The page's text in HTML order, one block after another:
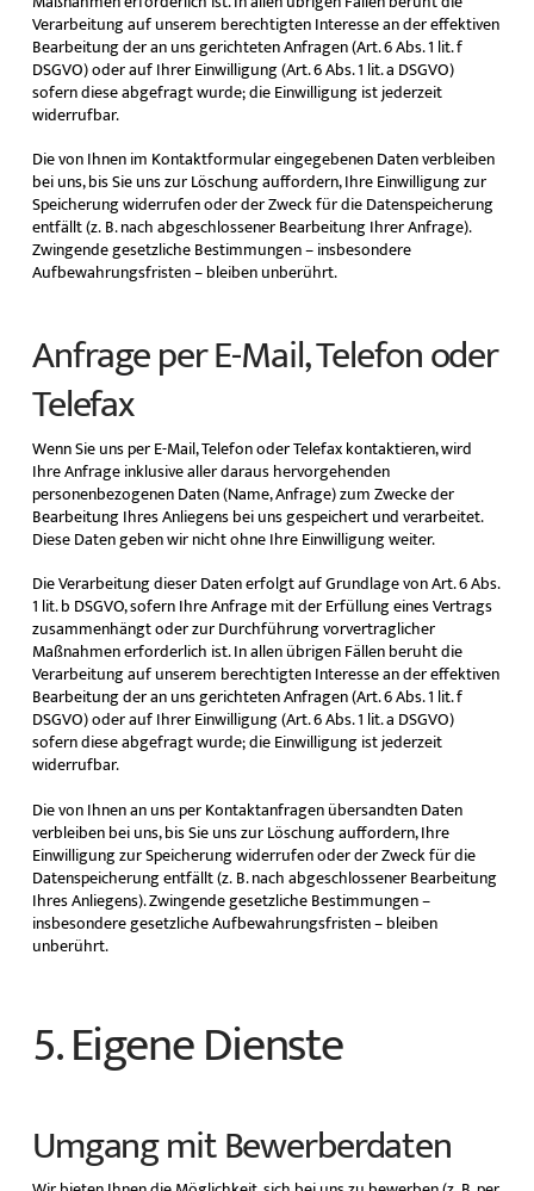
Verarbeitung auf unserem berechtigten Interesse an der effektiven
Bearbeitung der an uns gerichteten Anfragen (Art. 6 Abs. 1 lit. f
DSGVO) oder auf Ihrer Einwilligung (Art. 6 Abs. 1 lit. a DSGVO)
sofern diese abgefragt wurde; die Einwilligung ist jederzeit
widerrufbar.
Die von Ihnen im Kontaktformular eingegebenen Daten verbleiben
bei uns, bis Sie uns zur Löschung auffordern, Ihre Einwilligung zur
Speicherung widerrufen oder der Zweck für die Datenspeicherung
entfällt (z. B. nach abgeschlossener Bearbeitung Ihrer Anfrage).
Zwingende gesetzliche Bestimmungen – insbesondere
Aufbewahrungsfristen – bleiben unberührt.
Anfrage per E-Mail, Telefon oder
Telefax
Wenn Sie uns per E-Mail, Telefon oder Telefax kontaktieren, wird
Ihre Anfrage inklusive aller daraus hervorgehenden
personenbezogenen Daten (Name, Anfrage) zum Zwecke der
Bearbeitung Ihres Anliegens bei uns gespeichert und verarbeitet.
Diese Daten geben wir nicht ohne Ihre Einwilligung weiter.
Die Verarbeitung dieser Daten erfolgt auf Grundlage von Art. 6 Abs.
1 lit. b DSGVO, sofern Ihre Anfrage mit der Erfüllung eines Vertrags
zusammenhängt oder zur Durchführung vorvertraglicher
Maßnahmen erforderlich ist. In allen übrigen Fällen beruht die
Verarbeitung auf unserem berechtigten Interesse an der effektiven
Bearbeitung der an uns gerichteten Anfragen (Art. 6 Abs. 1 lit. f
DSGVO) oder auf Ihrer Einwilligung (Art. 6 Abs. 1 lit. a DSGVO)
sofern diese abgefragt wurde; die Einwilligung ist jederzeit
widerrufbar.
Die von Ihnen an uns per Kontaktanfragen übersandten Daten
verbleiben bei uns, bis Sie uns zur Löschung auffordern, Ihre
Einwilligung zur Speicherung widerrufen oder der Zweck für die
Datenspeicherung entfällt (z. B. nach abgeschlossener Bearbeitung
Ihres Anliegens). Zwingende gesetzliche Bestimmungen –
insbesondere gesetzliche Aufbewahrungsfristen – bleiben
unberührt.
5. Eigene Dienste
Umgang mit Bewerberdaten